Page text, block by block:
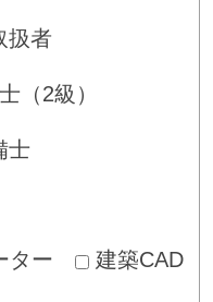
扱者
（2級）
士
ター 建築CAD